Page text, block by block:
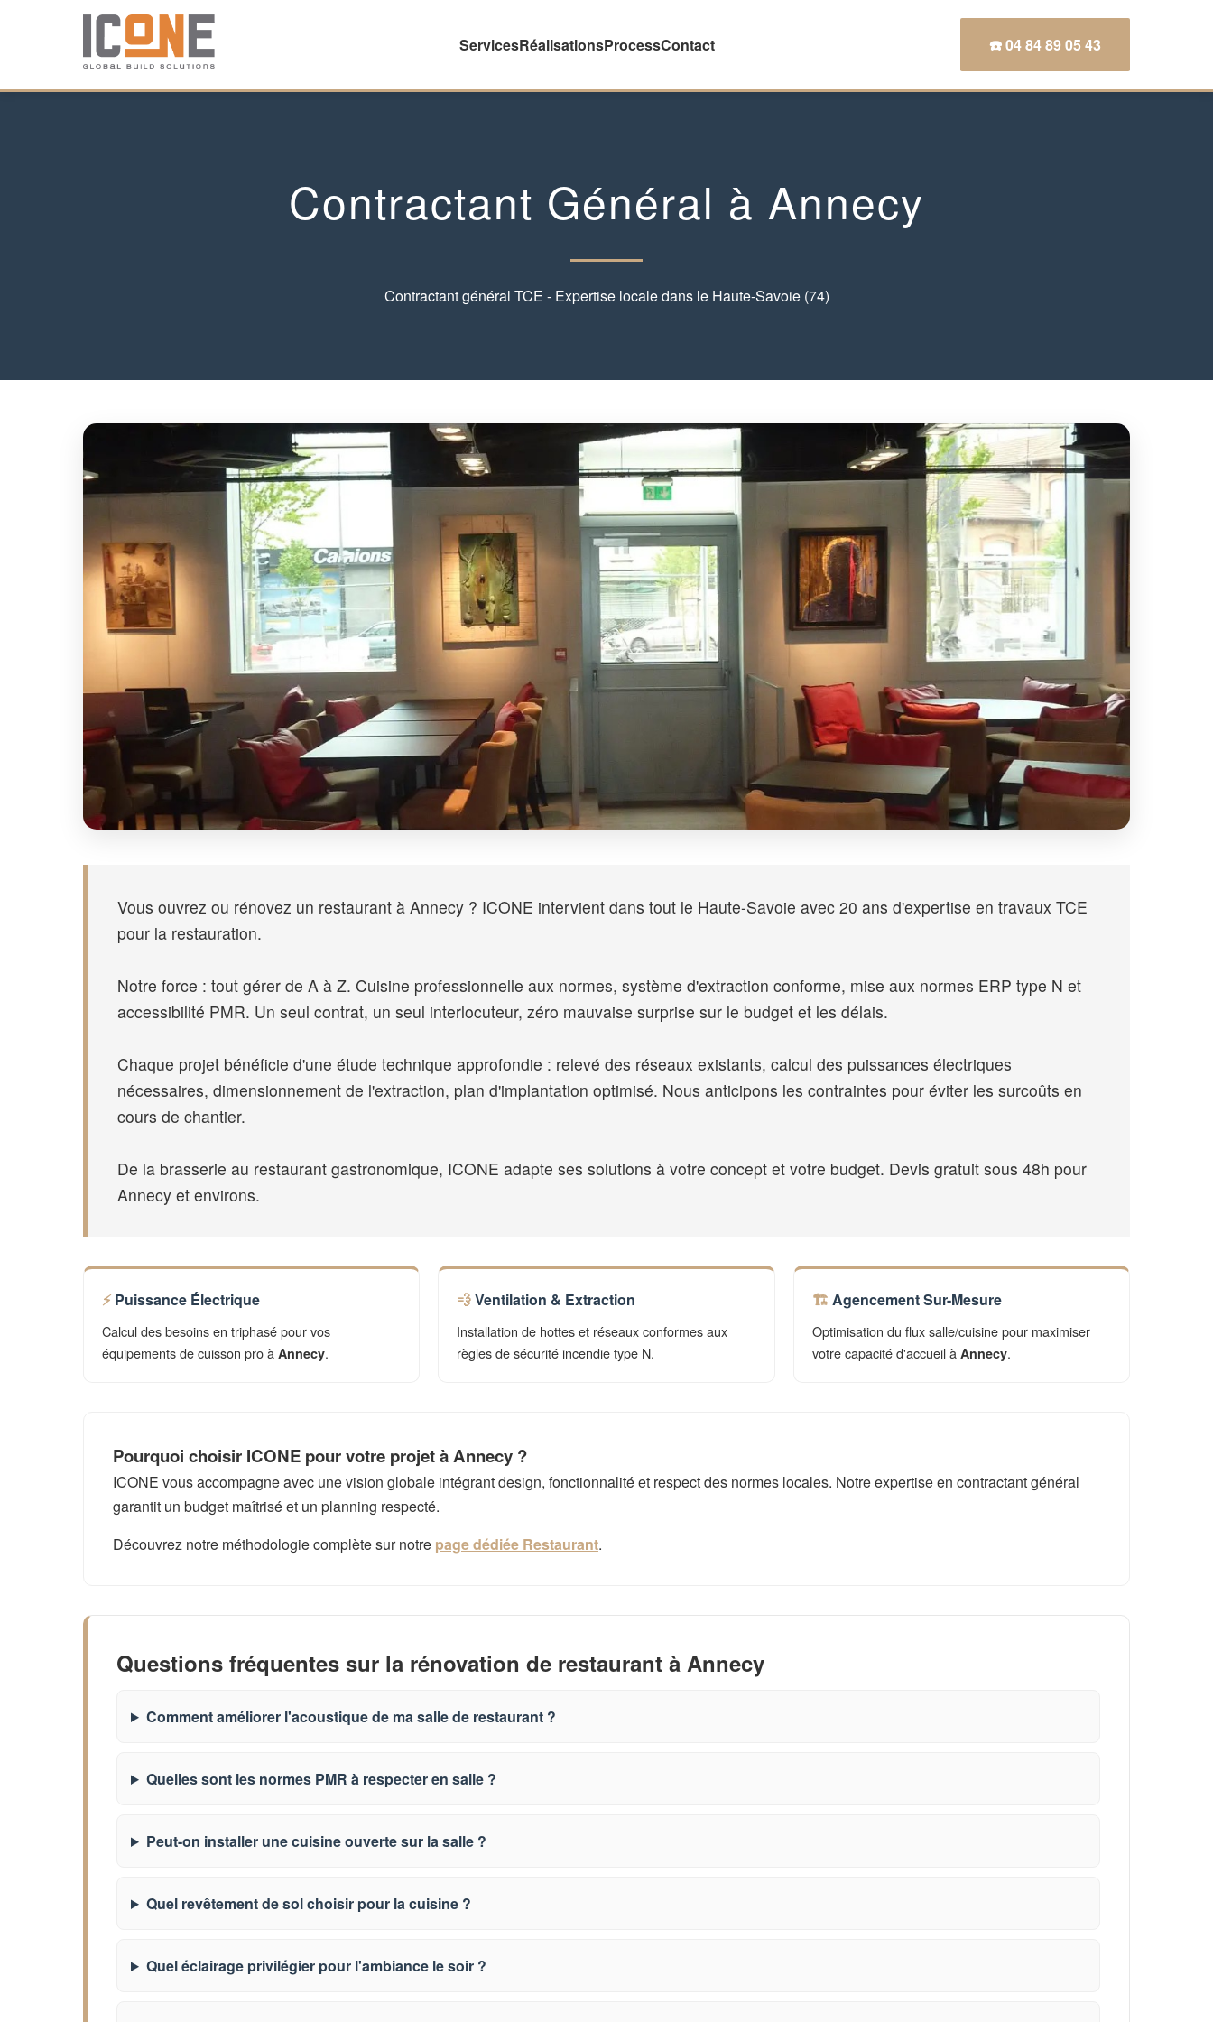
ServicesRéalisationsProcessContact ☎️ 04 84 89 05 43
Contractant Général à Annecy
Contractant général TCE - Expertise locale dans le Haute-Savoie (74)
Vous ouvrez ou rénovez un restaurant à Annecy ? ICONE intervient dans tout le Haute-Savoie avec 20 ans d'expertise en travaux TCE
pour la restauration.
Notre force : tout gérer de A à Z. Cuisine professionnelle aux normes, système d'extraction conforme, mise aux normes ERP type N et
accessibilité PMR. Un seul contrat, un seul interlocuteur, zéro mauvaise surprise sur le budget et les délais.
Chaque projet bénéficie d'une étude technique approfondie : relevé des réseaux existants, calcul des puissances électriques
nécessaires, dimensionnement de l'extraction, plan d'implantation optimisé. Nous anticipons les contraintes pour éviter les surcoûts en
cours de chantier.
De la brasserie au restaurant gastronomique, ICONE adapte ses solutions à votre concept et votre budget. Devis gratuit sous 48h pour
Annecy et environs.
Puissance Électrique
Calcul des besoins en triphasé pour vos
équipements de cuisson pro à Annecy.
Ventilation & Extraction
Installation de hottes et réseaux conformes aux
règles de sécurité incendie type N.
Agencement Sur-Mesure
Optimisation du flux salle/cuisine pour maximiser
votre capacité d'accueil à Annecy.
Pourquoi choisir ICONE pour votre projet à Annecy ?
ICONE vous accompagne avec une vision globale intégrant design, fonctionnalité et respect des normes locales. Notre expertise en contractant général
garantit un budget maîtrisé et un planning respecté.
Découvrez notre méthodologie complète sur notre page dédiée Restaurant.
Questions fréquentes sur la rénovation de restaurant à Annecy
Comment améliorer l'acoustique de ma salle de restaurant ?
Quelles sont les normes PMR à respecter en salle ?
Peut-on installer une cuisine ouverte sur la salle ?
Quel revêtement de sol choisir pour la cuisine ?
Quel éclairage privilégier pour l'ambiance le soir ?